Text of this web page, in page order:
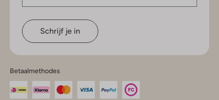
Schrijf je in
Betaalmethodes